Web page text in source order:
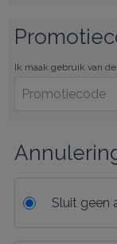
Ik maak gebruik van
Sluit geen